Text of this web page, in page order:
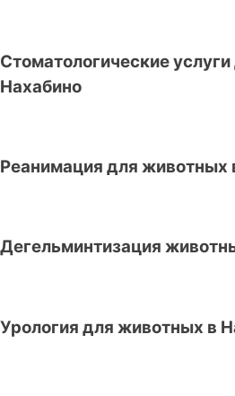
Стоматологические
Нахабино
Реанимация для животных
Дегельминтизация
Урология для животных в